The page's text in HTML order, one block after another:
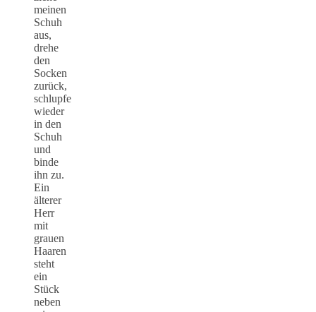
meinen
Schuh
aus,
drehe
den
Socken
zurück,
schlupfe
wieder
in den
Schuh
und
binde
ihn zu.
Ein
älterer
Herr
mit
grauen
Haaren
steht
ein
Stück
neben